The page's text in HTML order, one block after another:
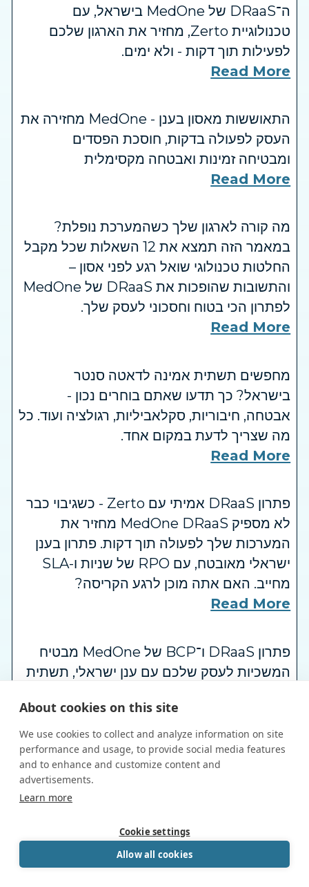
ה־DRaaS של MedOne בישראל, עם
טכנולוגיית Zerto, מחזיר את הארגון שלכם
לפעילות תוך דקות - ולא ימים.
Read More
התאוששות מאסון בענן - MedOne מחזירה את
העסק לפעולה בדקות, חוסכת הפסדים
ומבטיחה זמינות ואבטחה מקסימלית
Read More
מה קורה לארגון שלך כשהמערכת נופלת?
במאמר הזה תמצא את 12 השאלות שכל מקבל
החלטות טכנולוגי שואל רגע לפני אסון –
והתשובות שהופכות את DRaaS של MedOne
לפתרון הכי בטוח וחסכוני לעסק שלך.
Read More
מחפשים תשתית אמינה לדאטה סנטר
בישראל? כך תדעו שאתם בוחרים נכון -
אבטחה, חיבוריות, סקלאביליות, רגולציה ועוד. כל
מה שצריך לדעת במקום אחד.
Read More
פתרון DRaaS אמיתי עם Zerto - כשגיבוי כבר
לא מספיק MedOne DRaaS מחזיר את
המערכות שלך לפעולה תוך דקות. פתרון בענן
ישראלי מאובטח, עם RPO של שניות ו-SLA
מחייב. האם אתה מוכן לרגע הקריסה?
Read More
פתרון DRaaS ו־BCP של MedOne מבטיח
המשכיות לעסק שלכם עם ענן ישראלי, תשתית
בין טילים למתקפות סייבר - כך ארגונים בישראל
שומרים על המשכיות תפעוליתMedOne ו-
Zerto מציעות פתרון DRaaS בענן ישראלי
ותמיכה מקומית. זה לא רק גיבוי - זו רשת ביטחון
לעסקים שלא יכולים לעצור.
About cookies on this site
We use cookies to collect and analyze information on site
performance and usage, to provide social media features
and to enhance and customize content and
advertisements.
Learn more
Cookie settings
Allow all cookies